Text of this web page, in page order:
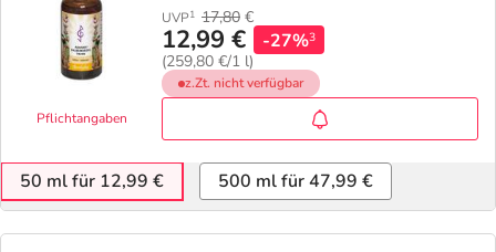
Pflichtangaben
UVP1 17,80 €
12,99 €
(259,80 €/1 l)
-27%3
z.Zt. nicht verfügbar
50 ml für 12,99 € 500 ml für 47,99 €